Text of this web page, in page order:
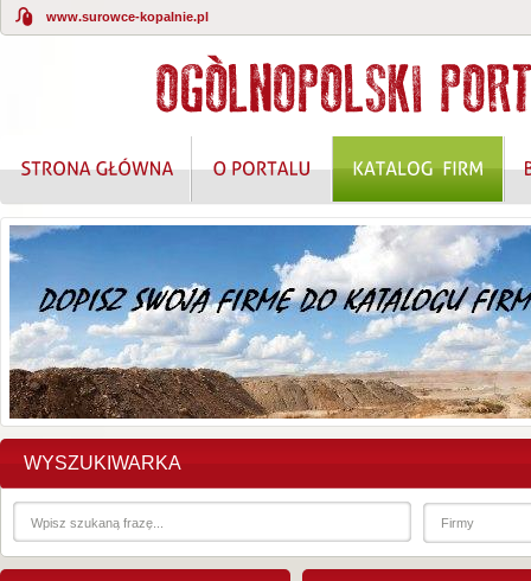
www.surowce-kopalnie.pl
KOMPLEKSOWE ROZWIĄZANIA W ZAKRESIE
WYSZUKIWARKA